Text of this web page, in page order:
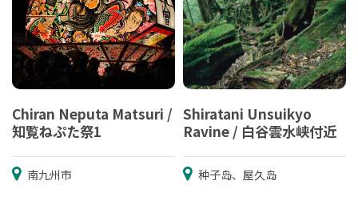
Chiran Neputa Matsuri /
知覧ねぷた祭1
南九州市
Shiratani Unsuikyo
Ravine / 白谷雲水峡付近
种子岛、屋久岛